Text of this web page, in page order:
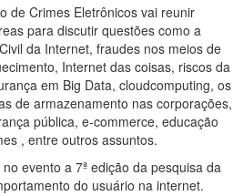
de Crimes Eletrônicos vai reunir
para discutir questões como a
da Internet, fraudes nos meios de
Internet das coisas, riscos da
em Big Data, cloudcomputing, os
de armazenamento nas corporações,
pública, e-commerce, educação
, entre outros assuntos.
evento a 7ª edição da pesquisa da
do usuário na internet.